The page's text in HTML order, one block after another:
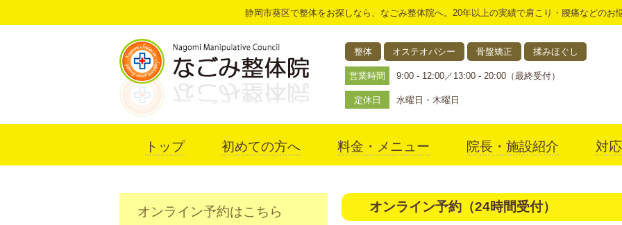
静岡市葵区で整体をお探しなら、なごみ整体院へ。20年以上の実績で肩こり・腰痛などのお
整体 オステオパシー 骨盤矯正 揉みほぐし
営業時間 9:00 - 12:00／13:00 - 20:00（最終受付）
定休日 水曜日・木曜日
トップ 初めての方へ 料金・メニュー 院長・施設紹介 対
アクセス
オンライン予約（24時間受付）
オンライン予約はこちら